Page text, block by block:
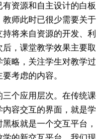
资源和自主设计的白板
师此时已很少需要关于
将来自资源的开发、利
，课堂教学效果主要取
略，关注学生对教学过
考虑的内容。
个应用层次。在传统课
容交互的界面，就是学
板就是一个交互平台，